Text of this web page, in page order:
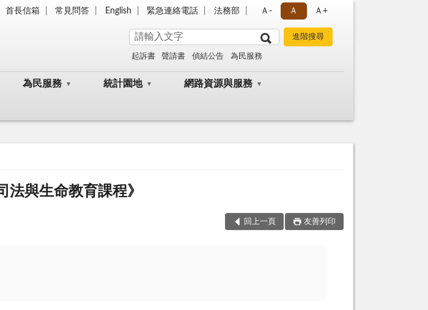
首長信箱 常見問答 English 緊急連絡電話 法務部 Ａ- Ａ Ａ+
起訴書 聲請書 偵結公告 為民服務
為民服務 統計園地 網路資源與服務
法與生命教育課程》
回上一頁 友善列印